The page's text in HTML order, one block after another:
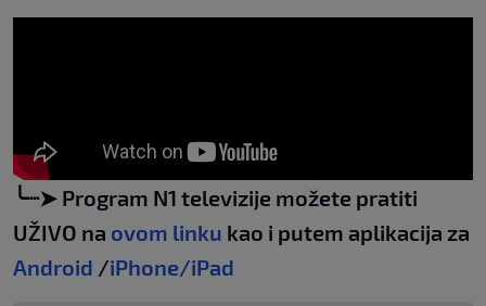
╰┈➤ Program N1 televizije možete pratiti
UŽIVO na ovom linku kao i putem aplikacija za
Android /iPhone/iPad